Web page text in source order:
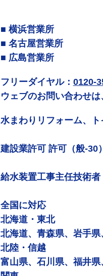
■ 横浜営業所
■ 名古屋営業所
■ 広島営業所
フリーダイヤル： 0120-
ウェブのお問い合わせは
水まわりリフォーム、
建設業許可 許可（般-30）
給水装置工事主任技術者
全国に対応
北海道・東北
北海道、青森県、岩手
北陸・信越
富山県、石川県、福井